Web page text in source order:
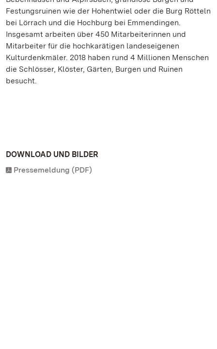
Festungsruinen wie der Hohentwiel oder die Burg Rötteln
bei Lörrach und die Hochburg bei Emmendingen.
Insgesamt arbeiten über 450 Mitarbeiterinnen und
Mitarbeiter für die hochkarätigen landeseigenen
Kulturdenkmäler. 2018 haben rund 4 Millionen Menschen
die Schlösser, Klöster, Gärten, Burgen und Ruinen
besucht.
DOWNLOAD UND BILDER
Pressemeldung (PDF)